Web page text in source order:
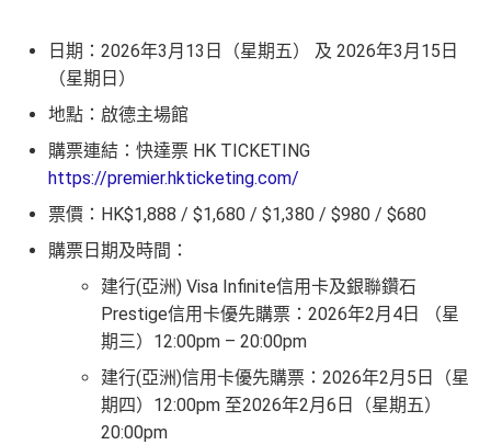
日期：2026年3月13日（星期五） 及 2026年3月15日
（星期日）
地點：啟德主場館
購票連結：快達票 HK TICKETING
https://premier.hkticketing.com/
票價：HK$1,888 / $1,680 / $1,380 / $980 / $680
購票日期及時間：
建行(亞洲) Visa Infinite信用卡及銀聯鑽石
Prestige信用卡優先購票：2026年2月4日 （星
期三）12:00pm – 20:00pm
建行(亞洲)信用卡優先購票：2026年2月5日（星
期四）12:00pm 至2026年2月6日（星期五）
20:00pm